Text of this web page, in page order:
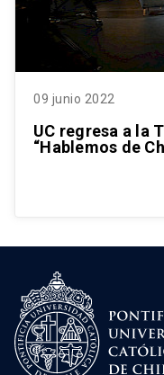
09 junio 2022
UC regresa a la
“Hablemos de